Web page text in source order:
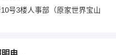
号3楼人事部（原家世界宝山